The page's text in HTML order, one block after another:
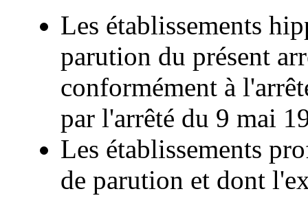
Les établissements
parution du présent
conformément à
par l'arrêté du 9 mai
Les établissements
de parution et dont